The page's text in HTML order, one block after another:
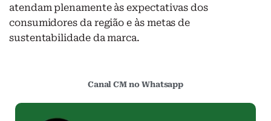
atendam plenamente às expectativas dos
consumidores da região e às metas de
sustentabilidade da marca.
Canal CM no Whatsapp